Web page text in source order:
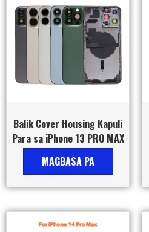
Balik Cover Housing Kapuli
Para sa iPhone 13 PRO MAX
MAGBASA PA